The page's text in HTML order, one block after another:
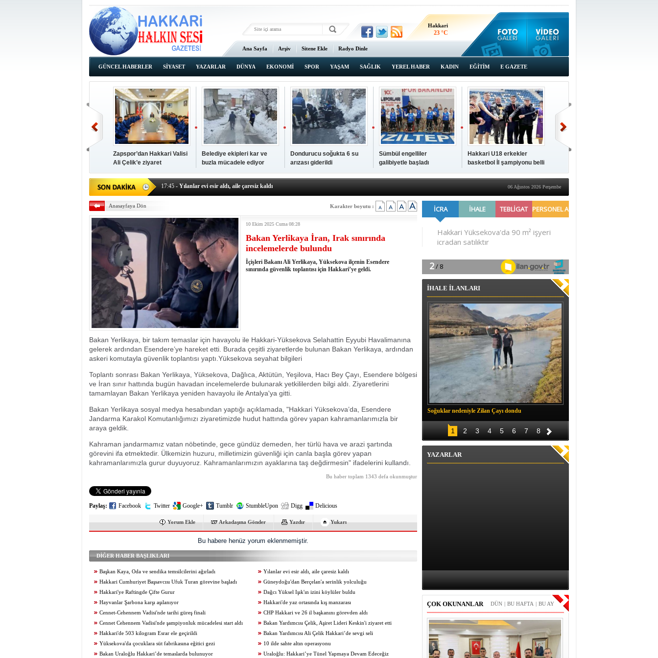
Hakkari
23 °C
Ana Sayfa Arşiv Sitene Ekle Radyo Dinle
GÜNCEL HABERLER SİYASET YAZARLAR DÜNYA EKONOMİ SPOR YAŞAM SAĞLIK YEREL HABER KADIN EĞİTİM E GAZETE
Zapspor’dan Hakkari Valisi
Ali Çelik’e ziyaret
Belediye ekipleri kar ve
buzla mücadele ediyor
Dondurucu soğukta 6 su
arızası giderildi
Sümbül engelliler
galibiyetle başladı
Hakkari U18 erkekler
basketbol İl şampiyonu belli
oldu
Toplantısı yapıldı
17:45 - Yılanlar evi esir aldı, aile çaresiz kaldı
17:43- Hakkari Cumhuriyet Başsavcısı Ufuk Turan görevine başladı
17:37- Başkan Büyüksu: Gençlerimiz için geleceğe yatırım yapıyoruz
17:35- Hakkari'ye Raftingde Çifte Gurur
17:32 - Dağcı Yüksel Işık'ın izini köylüler buldu
17:30 - Hayvanlar Şarbona karşı aşılanıyor
17:27
- Hakkari'de yaz ortasında kış manzarası
19:22
- Cennet-Cehennem Vadisi'nde tarihi güreş finali
- CHP Hakkari ve 26 il başkanını görevden aldı
19:17- Cennet Cehennem Vadisi'nde şampiyonluk mücadelesi start aldı
19:13- Bakan Yardımcısı Çelik, Aşiret Lideri Keskin'i ziyaret etti
19:10- Hakkari'de 503 kilogram Esrar ele geçirildi
19:08- Bakan Yardımcısı Ali Çelik Hakkari’de sevgi seli
06 Ağustos 2026 Perşembe
Anasayfaya Dön Karakter boyutu :
10 Ekim 2025 Cuma 08:28
Bakan Yerlikaya İran, Irak sınırında
incelemelerde bulundu
İçişleri Bakanı Ali Yerlikaya, Yüksekova ilçenin Esendere
sınırında güvenlik toplantısı için Hakkari’ye geldi.
Bakan Yerlikaya, bir takım temaslar için havayolu ile Hakkari-Yüksekova Selahattin Eyyubi Havalimanına
gelerek ardından Esendere’ye hareket etti. Burada çeşitli ziyaretlerde bulunan Bakan Yerlikaya, ardından
askeri komutayla güvenlik toplantısı yaptı.Yüksekova seyahat bilgileri
Toplantı sonrası Bakan Yerlikaya, Yüksekova, Dağlıca, Aktütün, Yeşilova, Hacı Bey Çayı, Esendere bölgesi
ve İran sınır hattında bugün havadan incelemelerde bulunarak yetkililerden bilgi aldı. Ziyaretlerini
tamamlayan Bakan Yerlikaya yeniden havayolu ile Antalya'ya gitti.
Bakan Yerlikaya sosyal medya hesabından yaptığı açıklamada, "Hakkari Yüksekova’da, Esendere
Jandarma Karakol Komutanlığımızı ziyaretimizde hudut hattında görev yapan kahramanlarımızla bir
araya geldik.
Kahraman jandarmamız vatan nöbetinde, gece gündüz demeden, her türlü hava ve arazi şartında
görevini ifa etmektedir. Ülkemizin huzuru, milletimizin güvenliği için canla başla görev yapan
kahramanlarımızla gurur duyuyoruz. Kahramanlarımızın ayaklarına taş değdirmesin" ifadelerini kullandı.
Bu haber toplam 1343 defa okunmuştur
Paylaş: Facebook Twitter Google+ Tumblr StumbleUpon Digg Delicious
Yorum Ekle Arkadaşına Gönder Yazdır Yukarı
Bu habere henüz yorum eklenmemiştir.
DİĞER HABER BAŞLIKLARI
Başkan Kaya, Oda ve sendika temsilcilerini ağırladı
Yılanlar evi esir aldı, aile çaresiz kaldı
Hakkari Cumhuriyet Başsavcısı Ufuk Turan görevine başladı
Güneydoğu'dan Berçelan'a serinlik yolculuğu
Hakkari'ye Raftingde Çifte Gurur
Dağcı Yüksel Işık'ın izini köylüler buldu
Hayvanlar Şarbona karşı aşılanıyor
Hakkari'de yaz ortasında kış manzarası
Cennet-Cehennem Vadisi'nde tarihi güreş finali
CHP Hakkari ve 26 il başkanını görevden aldı
Cennet Cehennem Vadisi'nde şampiyonluk mücadelesi start aldı
Bakan Yardımcısı Çelik, Aşiret Lideri Keskin'i ziyaret etti
Hakkari'de 503 kilogram Esrar ele geçirildi
Bakan Yardımcısı Ali Çelik Hakkari’de sevgi seli
Yüksekova'da çocuklara süt fabrikasına eğitici gezi
10 ilde sahte altın operasyonu
Bakan Uraloğlu Hakkari’de temaslarda bulunuyor
Uraloğlu: Hakkari’ye Tünel Yapmaya Devam Edeceğiz
İHALE İLANLARI
Soğuklar nedeniyle Zilan Çayı dondu
1 2 3 4 5 6 7 8
YAZARLAR
ÇOK OKUNANLAR BU AY
|
BU HAFTA
|
DÜN